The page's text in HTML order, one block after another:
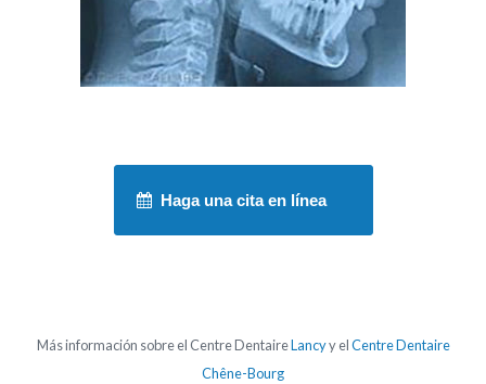
Haga una cita en línea
Más información sobre el Centre DentaireLancyy elCentre Dentaire
Chêne-Bourg